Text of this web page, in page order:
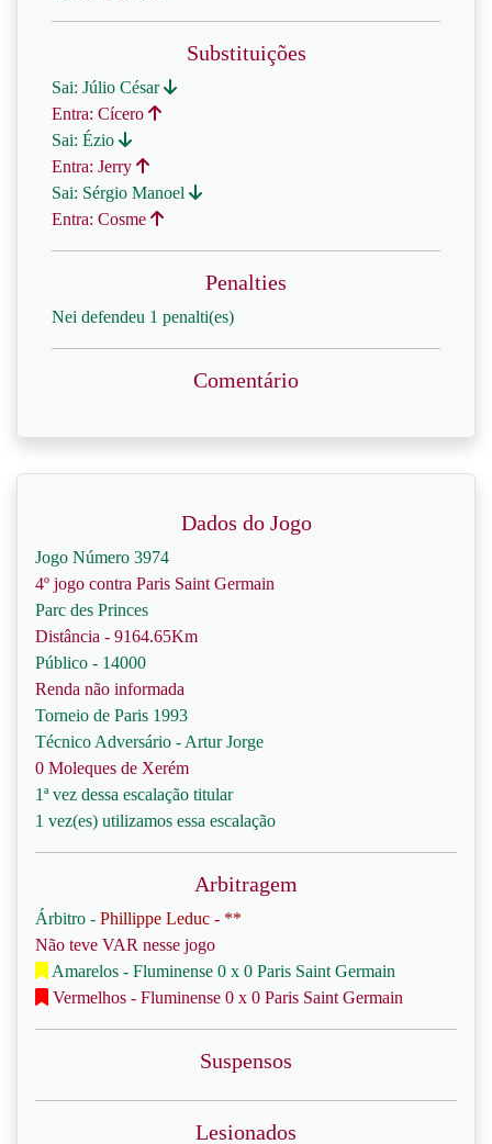
Substituições
Sai: Júlio César
Entra: Cícero
Sai: Ézio
Entra: Jerry
Sai: Sérgio Manoel
Entra: Cosme
Penalties
Nei defendeu 1 penalti(es)
Comentário
Dados do Jogo
Jogo Número 3974
4º jogo contra Paris Saint Germain
Parc des Princes
Distância - 9164.65Km
Público - 14000
Renda não informada
Torneio de Paris 1993
Técnico Adversário - Artur Jorge
0 Moleques de Xerém
1ª vez dessa escalação titular
1 vez(es) utilizamos essa escalação
Arbitragem
Árbitro - Phillippe Leduc - **
Não teve VAR nesse jogo
Amarelos - Fluminense 0 x 0 Paris Saint Germain
Vermelhos - Fluminense 0 x 0 Paris Saint Germain
Suspensos
Lesionados